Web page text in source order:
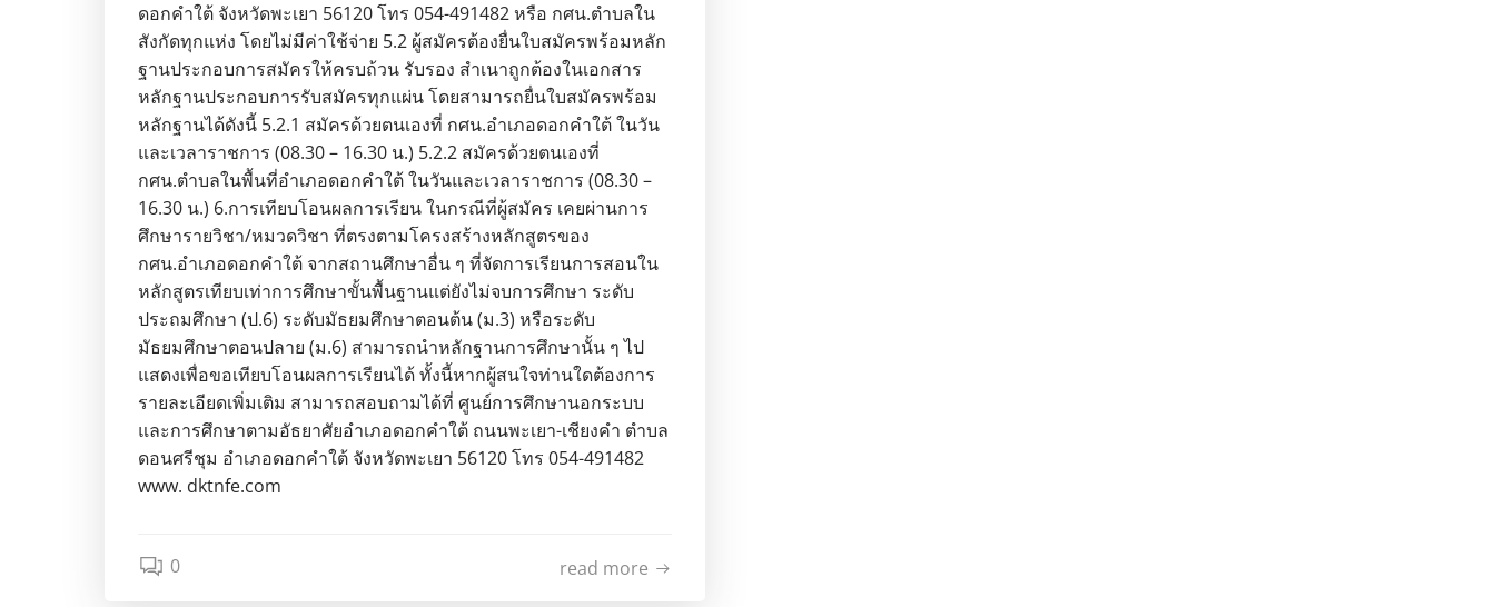
ดอกคำใต้ จังหวัดพะเยา 56120 โทร 054-491482 หรือ กศน.ตำบลใน
สังกัดทุกแห่ง โดยไม่มีค่าใช้จ่าย 5.2 ผู้สมัครต้องยื่นใบสมัครพร้อมหลัก
ฐานประกอบการสมัครให้ครบถ้วน รับรอง สำเนาถูกต้องในเอกสาร
หลักฐานประกอบการรับสมัครทุกแผ่น โดยสามารถยื่นใบสมัครพร้อม
หลักฐานได้ดังนี้ 5.2.1 สมัครด้วยตนเองที่ กศน.อำเภอดอกคำใต้ ในวัน
และเวลาราชการ (08.30 – 16.30 น.) 5.2.2 สมัครด้วยตนเองที่
กศน.ตำบลในพื้นที่อำเภอดอกคำใต้ ในวันและเวลาราชการ (08.30 –
16.30 น.) 6.การเทียบโอนผลการเรียน ในกรณีที่ผู้สมัคร เคยผ่านการ
ศึกษารายวิชา/หมวดวิชา ที่ตรงตามโครงสร้างหลักสูตรของ
กศน.อำเภอดอกคำใต้ จากสถานศึกษาอื่น ๆ ที่จัดการเรียนการสอนใน
หลักสูตรเทียบเท่าการศึกษาขั้นพื้นฐานแต่ยังไม่จบการศึกษา ระดับ
ประถมศึกษา (ป.6) ระดับมัธยมศึกษาตอนต้น (ม.3) หรือระดับ
มัธยมศึกษาตอนปลาย (ม.6) สามารถนำหลักฐานการศึกษานั้น ๆ ไป
แสดงเพื่อขอเทียบโอนผลการเรียนได้ ทั้งนี้หากผู้สนใจท่านใดต้องการ
รายละเอียดเพิ่มเติม สามารถสอบถามได้ที่ ศูนย์การศึกษานอกระบบ
และการศึกษาตามอัธยาศัยอำเภอดอกคำใต้ ถนนพะเยา-เชียงคำ ตำบล
ดอนศรีชุม อำเภอดอกคำใต้ จังหวัดพะเยา 56120 โทร 054-491482
www. dktnfe.com
0 read more